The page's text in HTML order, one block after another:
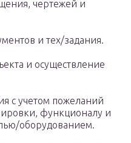
чертежей и
и тех/задания.
и осуществление
с учетом пожеланий
функционалу и
оборудованием.